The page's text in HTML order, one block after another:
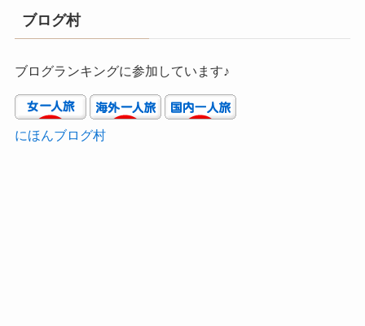
ブログ村
ブログランキングに参加しています♪
にほんブログ村